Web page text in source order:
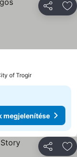
of Trogir
megjelenítése